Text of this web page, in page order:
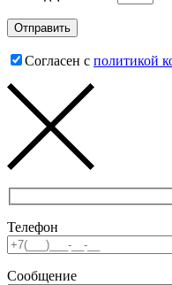
Согласен с политикой
Телефон
Сообщение